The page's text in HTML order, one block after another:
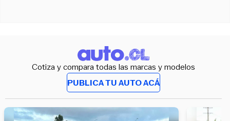
Cotiza y compara todas las marcas y modelos
PUBLICA TU AUTO ACÁ